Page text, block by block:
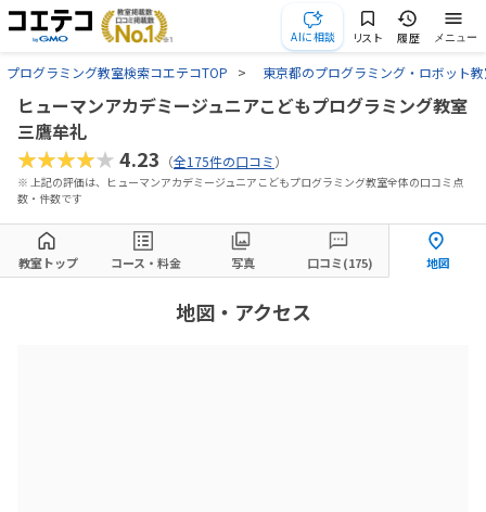
AIに相談 リスト 履歴 メニュー
プログラミング教室検索コエテコTOP 東京都のプログラミング・ロボット
ヒューマンアカデミージュニアこどもプログラミング教室
三鷹牟礼
★★★★★4.23 （全175件の口コミ）
※ 上記の評価は、ヒューマンアカデミージュニアこどもプログラミング教室全体の口コミ点
数・件数です
教室トップ コース・料金 写真 口コミ(175) 地図
地図・アクセス